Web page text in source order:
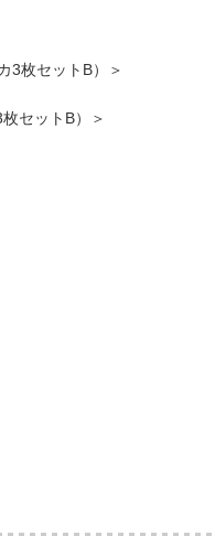
3枚セットB）＞
セットB）＞